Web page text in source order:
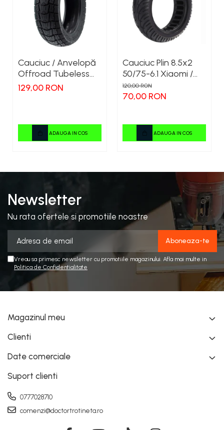
Cauciuc / Anvelopă
Offroad Tubeless
10x2.75-6.5 KuKirin
129,00 RON
ADAUGA IN COS
Cauciuc Plin 8.5x2
50/75-6.1 Xiaomi /
Kugoo M2 /
Ducati/Evergreen/Motus/
120,00 RON
70,00 RON
ADAUGA IN COS
Newsletter
Nu rata ofertele si promotiile noastre
Vreau sa primesc newsletter cu promotiile magazinului. Afla mai multe in
Politica de Confidentialitate
Magazinul meu
Clienti
Date comerciale
Suport clienti
0777028710
comenzi@doctortrotineta.ro